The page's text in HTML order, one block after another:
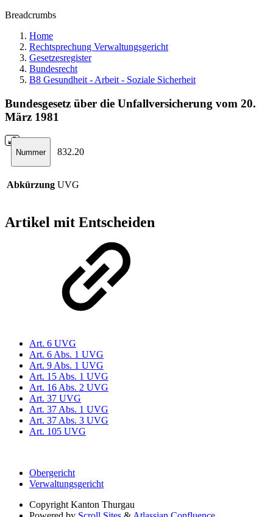
Breadcrumbs
Home
Rechtsprechung Verwaltungsgericht
Gesetzesregister
Bundesrecht
B8 Gesundheit - Arbeit - Soziale Sicherheit
Bundesgesetz über die Unfallversicherung vom 20.
März 1981
Nummer 832.20
Abkürzung UVG
Artikel mit Entscheiden
Art. 6 UVG
Art. 6 Abs. 1 UVG
Art. 9 Abs. 1 UVG
Art. 15 Abs. 1 UVG
Art. 16 Abs. 2 UVG
Art. 37 UVG
Art. 37 Abs. 1 UVG
Art. 37 Abs. 3 UVG
Art. 105 UVG
Obergericht
Verwaltungsgericht
Copyright Kanton Thurgau